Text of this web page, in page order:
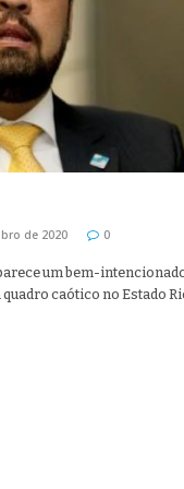
de 2020 0
um bem-
caótico no Estado